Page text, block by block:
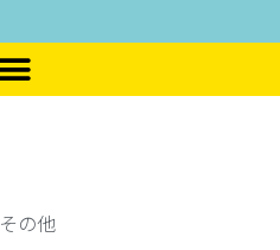
その他